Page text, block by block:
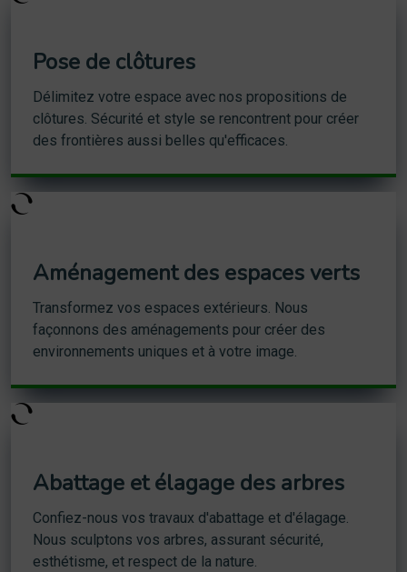
Pose de clôtures
Délimitez votre espace avec nos propositions de
clôtures. Sécurité et style se rencontrent pour créer
des frontières aussi belles qu'efficaces.
Aménagement des espaces verts
Transformez vos espaces extérieurs. Nous
façonnons des aménagements pour créer des
environnements uniques et à votre image.
Abattage et élagage des arbres
Confiez-nous vos travaux d'abattage et d'élagage.
Nous sculptons vos arbres, assurant sécurité,
esthétisme, et respect de la nature.